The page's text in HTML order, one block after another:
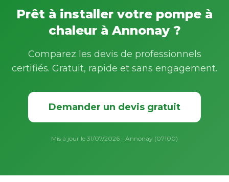
Prêt à installer votre pompe à
chaleur à Annonay ?
Comparez les devis de professionnels
certifiés. Gratuit, rapide et sans engagement.
Demander un devis gratuit
Mis à jour le 31/07/2026 - Annonay (07100)